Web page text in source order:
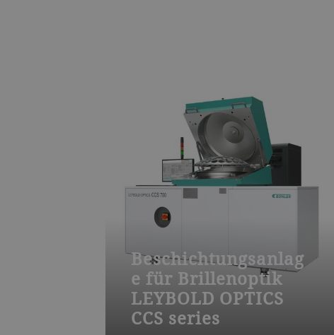
Beschichtungsanlag
e für Brillenoptik
LEYBOLD OPTICS
CCS series